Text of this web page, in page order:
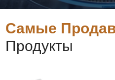
Самые
Продукты